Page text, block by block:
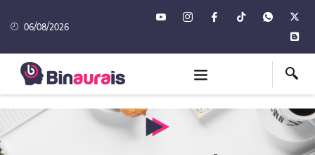
06/08/2026